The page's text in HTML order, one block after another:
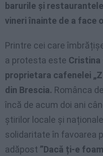
barurile și
vineri înainte de a face
Printre cei care
a protesta este Cristina
proprietara cafenelei
din Brescia. Românca
încă de acum doi ani
știrilor locale și
solidaritate în favoarea
adăpost ”Dacă ți-e